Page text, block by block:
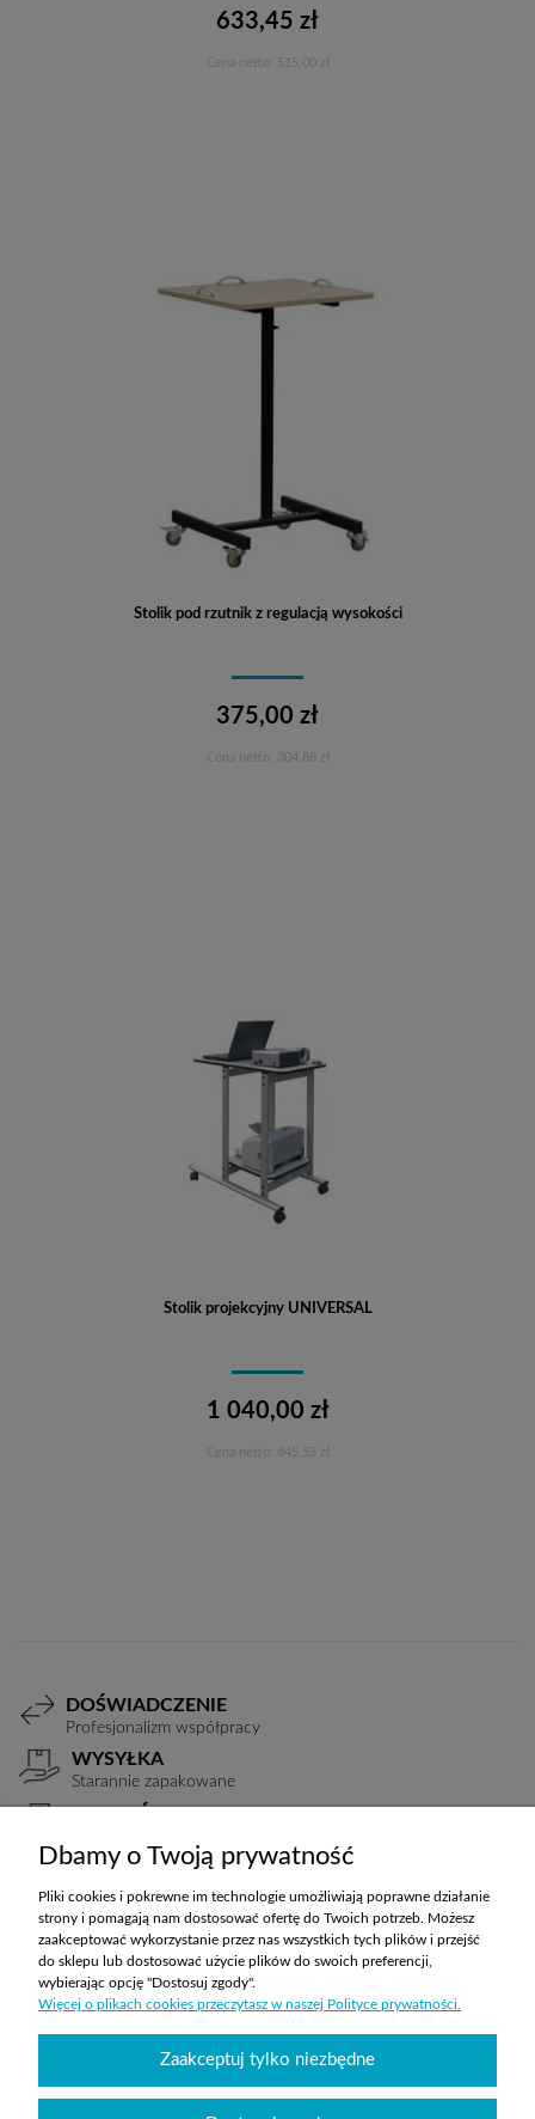
633,45 zł
515,00 zł
Stolik pod rzutnik z regulacją wysokości
375,00 zł
304,88 zł
Stolik projekcyjny UNIVERSAL
1 040,00 zł
845,53 zł
DOŚWIADCZENIE
Profesjonalizm współpracy
WYSYŁKA
Starannie zapakowane
TRANSPORT
Koszty ustalane indywidualnie
ZAKUPY
POMOC
MOJE KONTO
Dbamy o Twoją prywatność
Pliki cookies i pokrewne im technologie umożliwiają poprawne działanie
strony i pomagają nam dostosować ofertę do Twoich potrzeb. Możesz
zaakceptować wykorzystanie przez nas wszystkich tych plików i przejść
do sklepu lub dostosować użycie plików do swoich preferencji,
wybierając opcję "Dostosuj zgody".
Więcej o plikach cookies przeczytasz w naszej Polityce prywatności.
Zaakceptuj tylko niezbędne